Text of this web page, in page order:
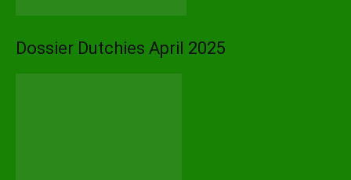
Dossier Dutchies April 2025